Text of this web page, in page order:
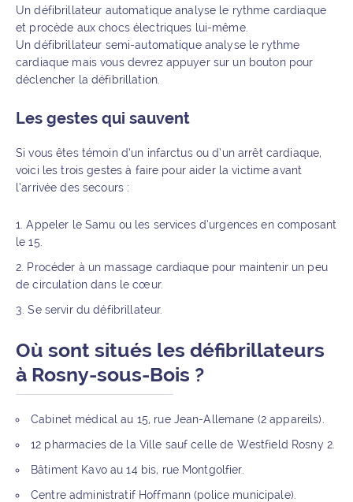
Un défibrillateur automatique analyse le rythme cardiaque
et procède aux chocs électriques lui-même.
Un défibrillateur semi-automatique analyse le rythme
cardiaque mais vous devrez appuyer sur un bouton pour
déclencher la défibrillation.
Les gestes qui sauvent
Si vous êtes témoin d’un infarctus ou d’un arrêt cardiaque,
voici les trois gestes à faire pour aider la victime avant
l’arrivée des secours :
Appeler le Samu ou les services d’urgences en composant
le 15.
Procéder à un massage cardiaque pour maintenir un peu
de circulation dans le cœur.
Se servir du défibrillateur.
Où sont situés les défibrillateurs
à Rosny-sous-Bois ?
Cabinet médical au 15, rue Jean-Allemane (2 appareils).
12 pharmacies de la Ville sauf celle de Westfield Rosny 2.
Bâtiment Kavo au 14 bis, rue Montgolfier.
Centre administratif Hoffmann (police municipale).